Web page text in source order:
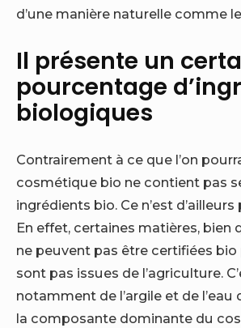
d’une manière naturelle comme
Il présente un
pourcentage
biologiques
Contrairement à ce que l’on
cosmétique bio ne contient pas
ingrédients bio. Ce n’est
En effet, certaines matières, bien
ne peuvent pas être certifiées bio
sont pas issues de l’agriculture.
notamment de l’argile et de
la composante dominante du